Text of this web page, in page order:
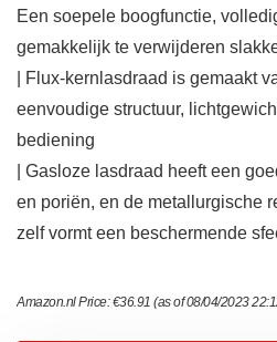
Een soepele boogfunctie,
gemakkelijk te verwijderen
| Flux-kernlasdraad is gemaakt
eenvoudige structuur,
bediening
| Gasloze lasdraad heeft een
en poriën, en de metallurgische
zelf vormt een beschermende
Amazon.nl Price:€36.91 (as of 08/04/2023